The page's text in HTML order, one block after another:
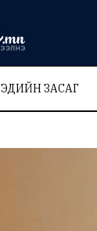
ЭДИЙН ЗАСАГ